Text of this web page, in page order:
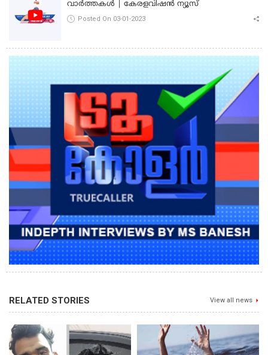
വാർത്തകൾ | കേരളവിഷൻ ന്യൂസ്
Posted On 03-01-2023
RELATED STORIES View all news